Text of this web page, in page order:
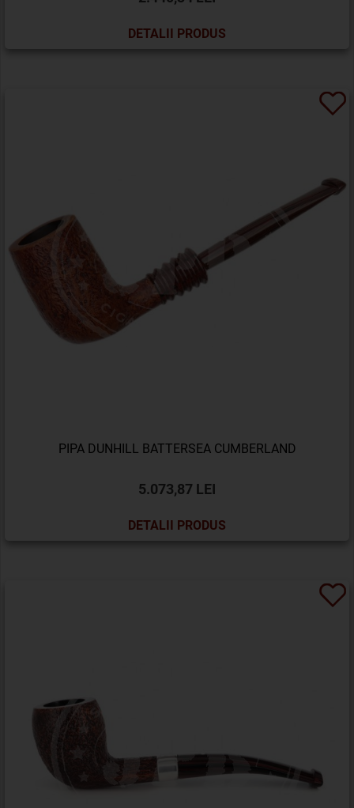
DETALII PRODUS
PIPA DUNHILL BATTERSEA CUMBERLAND
5.073,87 LEI
DETALII PRODUS